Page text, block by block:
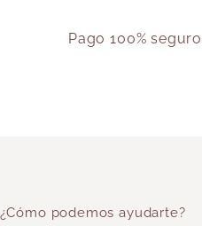
Pago 100% seguro
¿Cómo podemos ayudarte?